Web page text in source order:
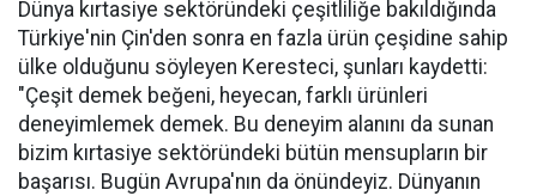
Dünya kırtasiye sektöründeki çeşitliliğe bakıldığında
Türkiye'nin Çin'den sonra en fazla ürün çeşidine sahip
ülke olduğunu söyleyen Keresteci, şunları kaydetti:
"Çeşit demek beğeni, heyecan, farklı ürünleri
deneyimlemek demek. Bu deneyim alanını da sunan
bizim kırtasiye sektöründeki bütün mensupların bir
başarısı. Bugün Avrupa'nın da önündeyiz. Dünyanın